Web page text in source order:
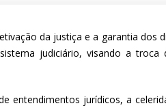
da justiça e a garantia dos
judiciário, visando a troca
entendimentos jurídicos, a